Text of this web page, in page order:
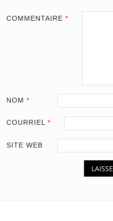
COMMENTAIRE *
NOM *
COURRIEL *
SITE WEB